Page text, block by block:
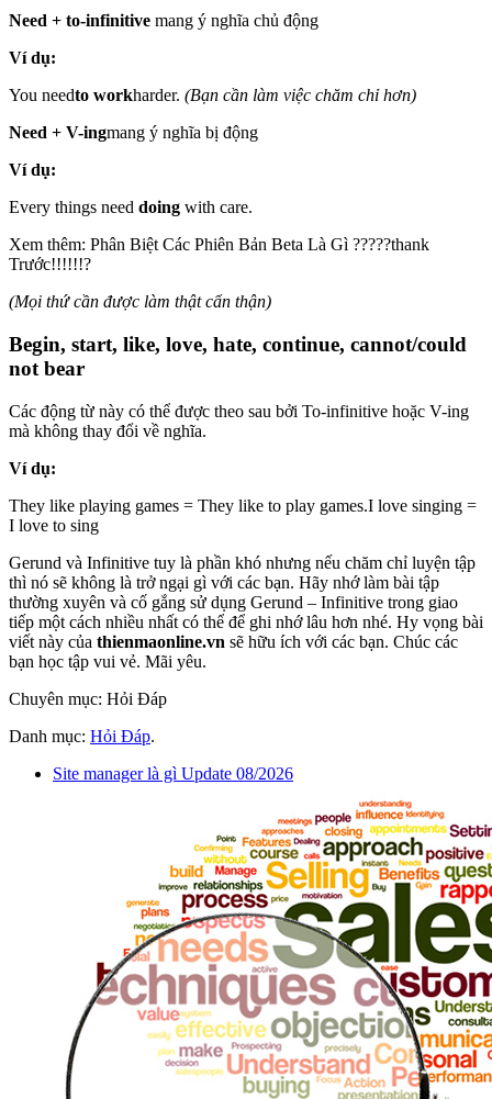
Need + to-infinitive mang ý nghĩa chủ động
Ví dụ:
You needto workharder. (Bạn cần làm việc chăm chỉ hơn)
Need + V-ingmang ý nghĩa bị động
Ví dụ:
Every things need doing with care.
Xem thêm: Phân Biệt Các Phiên Bản Beta Là Gì ?????thank
Trước!!!!!!?
(Mọi thứ cần được làm thật cẩn thận)
Begin, start, like, love, hate, continue, cannot/could
not bear
Các động từ này có thể được theo sau bởi To-infinitive hoặc V-ing
mà không thay đổi về nghĩa.
Ví dụ:
They like playing games = They like to play games.I love singing =
I love to sing
Gerund và Infinitive tuy là phần khó nhưng nếu chăm chỉ luyện tập
thì nó sẽ không là trở ngại gì với các bạn. Hãy nhớ làm bài tập
thường xuyên và cố gắng sử dụng Gerund – Infinitive trong giao
tiếp một cách nhiều nhất có thể để ghi nhớ lâu hơn nhé. Hy vọng bài
viết này của thienmaonline.vn sẽ hữu ích với các bạn. Chúc các
bạn học tập vui vẻ. Mãi yêu.
Chuyên mục: Hỏi Đáp
Danh mục: Hỏi Đáp.
Site manager là gì Update 08/2026